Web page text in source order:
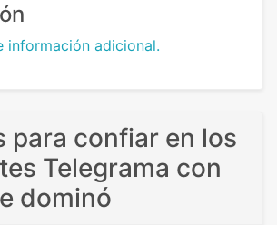
información adicional.
para confiar en los
Telegrama con
dominó